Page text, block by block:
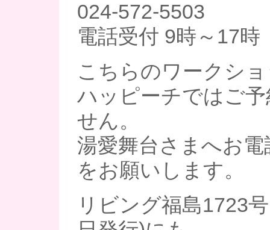
024-572-5503
電話受付 9時～17時
こちらのワークシ
ハッピーチではご
せん。
湯愛舞台さまへお
をお願いします。
リビング福島1723